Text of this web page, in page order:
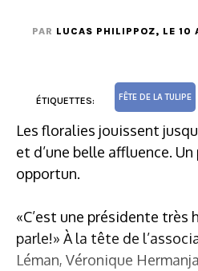
PAR LUCAS PHILIPPOZ, LE 10
ÉTIQUETTES: FÊTE DE LA TULIPE
Les floralies jouissent
et d’une belle affluence.
opportun.
«C’est une présidente très
parle!» À la tête de
Léman, Véronique